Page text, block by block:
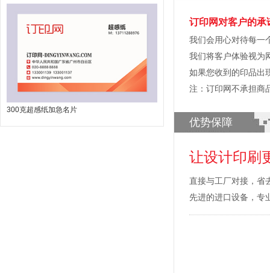
300克超感纸加急名片
订印网对客户的承
我们会用心对待每一
我们将客户体验视为
如果您收到的印品出
注：订印网不承担商
优势保障
让设计印刷
直接与工厂对接，省
先进的进口设备，专